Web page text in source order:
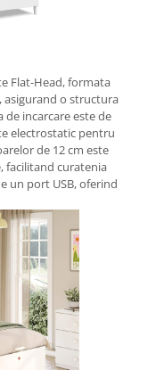
Flat-Head, formata
asigurand o structura
de incarcare este de
electrostatic pentru
de 12 cm este
facilitand curatenia
un port USB, oferind